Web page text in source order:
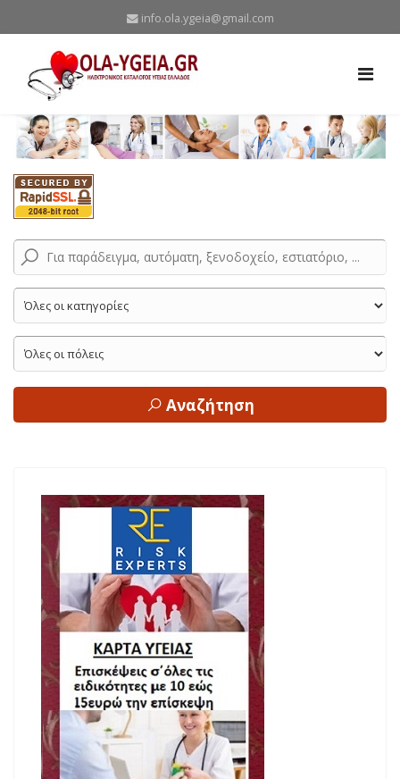
info.ola.ygeia@gmail.com
Αναζήτηση